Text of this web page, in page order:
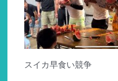
スイカ早食い競争